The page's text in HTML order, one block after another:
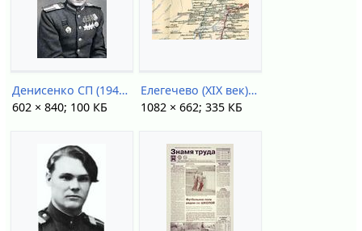
Денисенко СП (1945).jpg
602 × 840; 100 КБ
Елегечево (XIX век).jpg
1082 × 662; 335 КБ